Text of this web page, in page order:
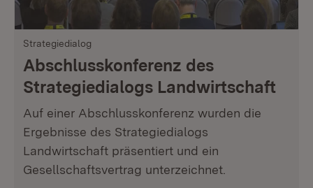
Strategiedialog
Abschlusskonferenz des
Strategiedialogs Landwirtschaft
Auf einer Abschlusskonferenz wurden die
Ergebnisse des Strategiedialogs
Landwirtschaft präsentiert und ein
Gesellschaftsvertrag unterzeichnet.